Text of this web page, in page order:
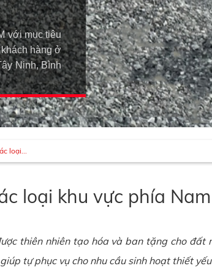
với mục tiêu
hàng ở
Ninh, Bình
loại...
loại khu vực phía Nam
thiên nhiên tạo hóa và ban tặng cho
tự phục vụ cho nhu cầu sinh hoạt thiết